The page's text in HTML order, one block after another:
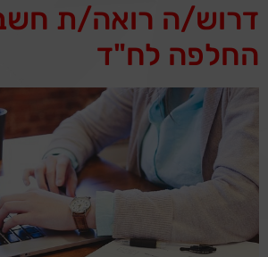
דרוש/ה רואה/ת
החלפה לח"ד